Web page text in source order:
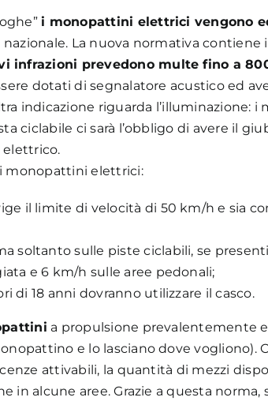
i monopattini elettrici vengono
La nuova normativa
infrazioni prevedono multe fino a
dotati di segnalatore acustico ed
indicazione riguarda l’illuminazione: i
ciclabile ci sarà l’obbligo di avere il
elettrico.
monopattini elettrici:
il limite di velocità di 50 km/h e sia
soltanto sulle piste ciclabili, se
e 6 km/h sulle aree pedonali;
di 18 anni dovranno utilizzare il casco.
a propulsione prevalentemente
e lo lasciano dove vogliono).
attivabili, la quantità di mezzi
in alcune aree. Grazie a questa